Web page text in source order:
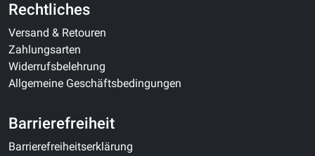
Rechtliches
Versand & Retouren
Zahlungsarten
Widerrufsbelehrung
Allgemeine Geschäftsbedingungen
Barrierefreiheit
Barrierefreiheitserklärung